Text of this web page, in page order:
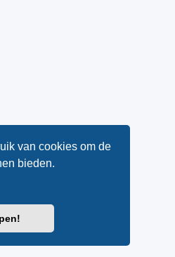
van cookies om de
bieden.